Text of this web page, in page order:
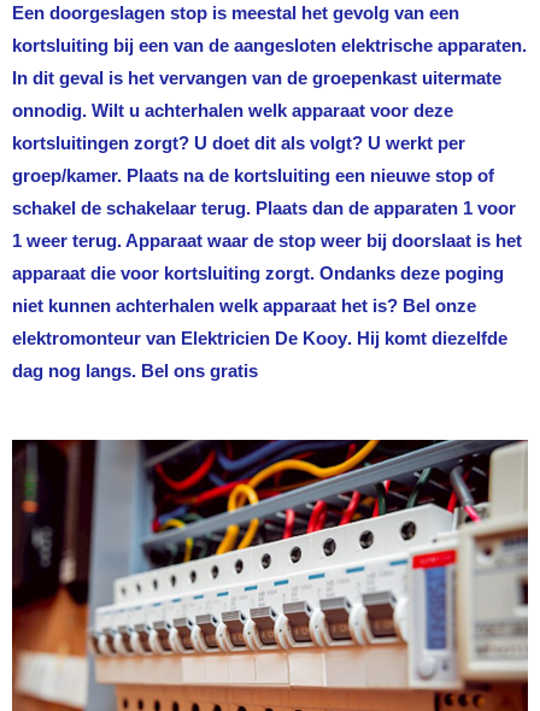
Een doorgeslagen stop is meestal het gevolg van een
kortsluiting bij een van de aangesloten elektrische apparaten.
In dit geval is het vervangen van de groepenkast uitermate
onnodig. Wilt u achterhalen welk apparaat voor deze
kortsluitingen zorgt? U doet dit als volgt? U werkt per
groep/kamer. Plaats na de kortsluiting een nieuwe stop of
schakel de schakelaar terug. Plaats dan de apparaten 1 voor
1 weer terug. Apparaat waar de stop weer bij doorslaat is het
apparaat die voor kortsluiting zorgt. Ondanks deze poging
niet kunnen achterhalen welk apparaat het is? Bel onze
elektromonteur van Elektricien De Kooy. Hij komt diezelfde
dag nog langs. Bel ons gratis